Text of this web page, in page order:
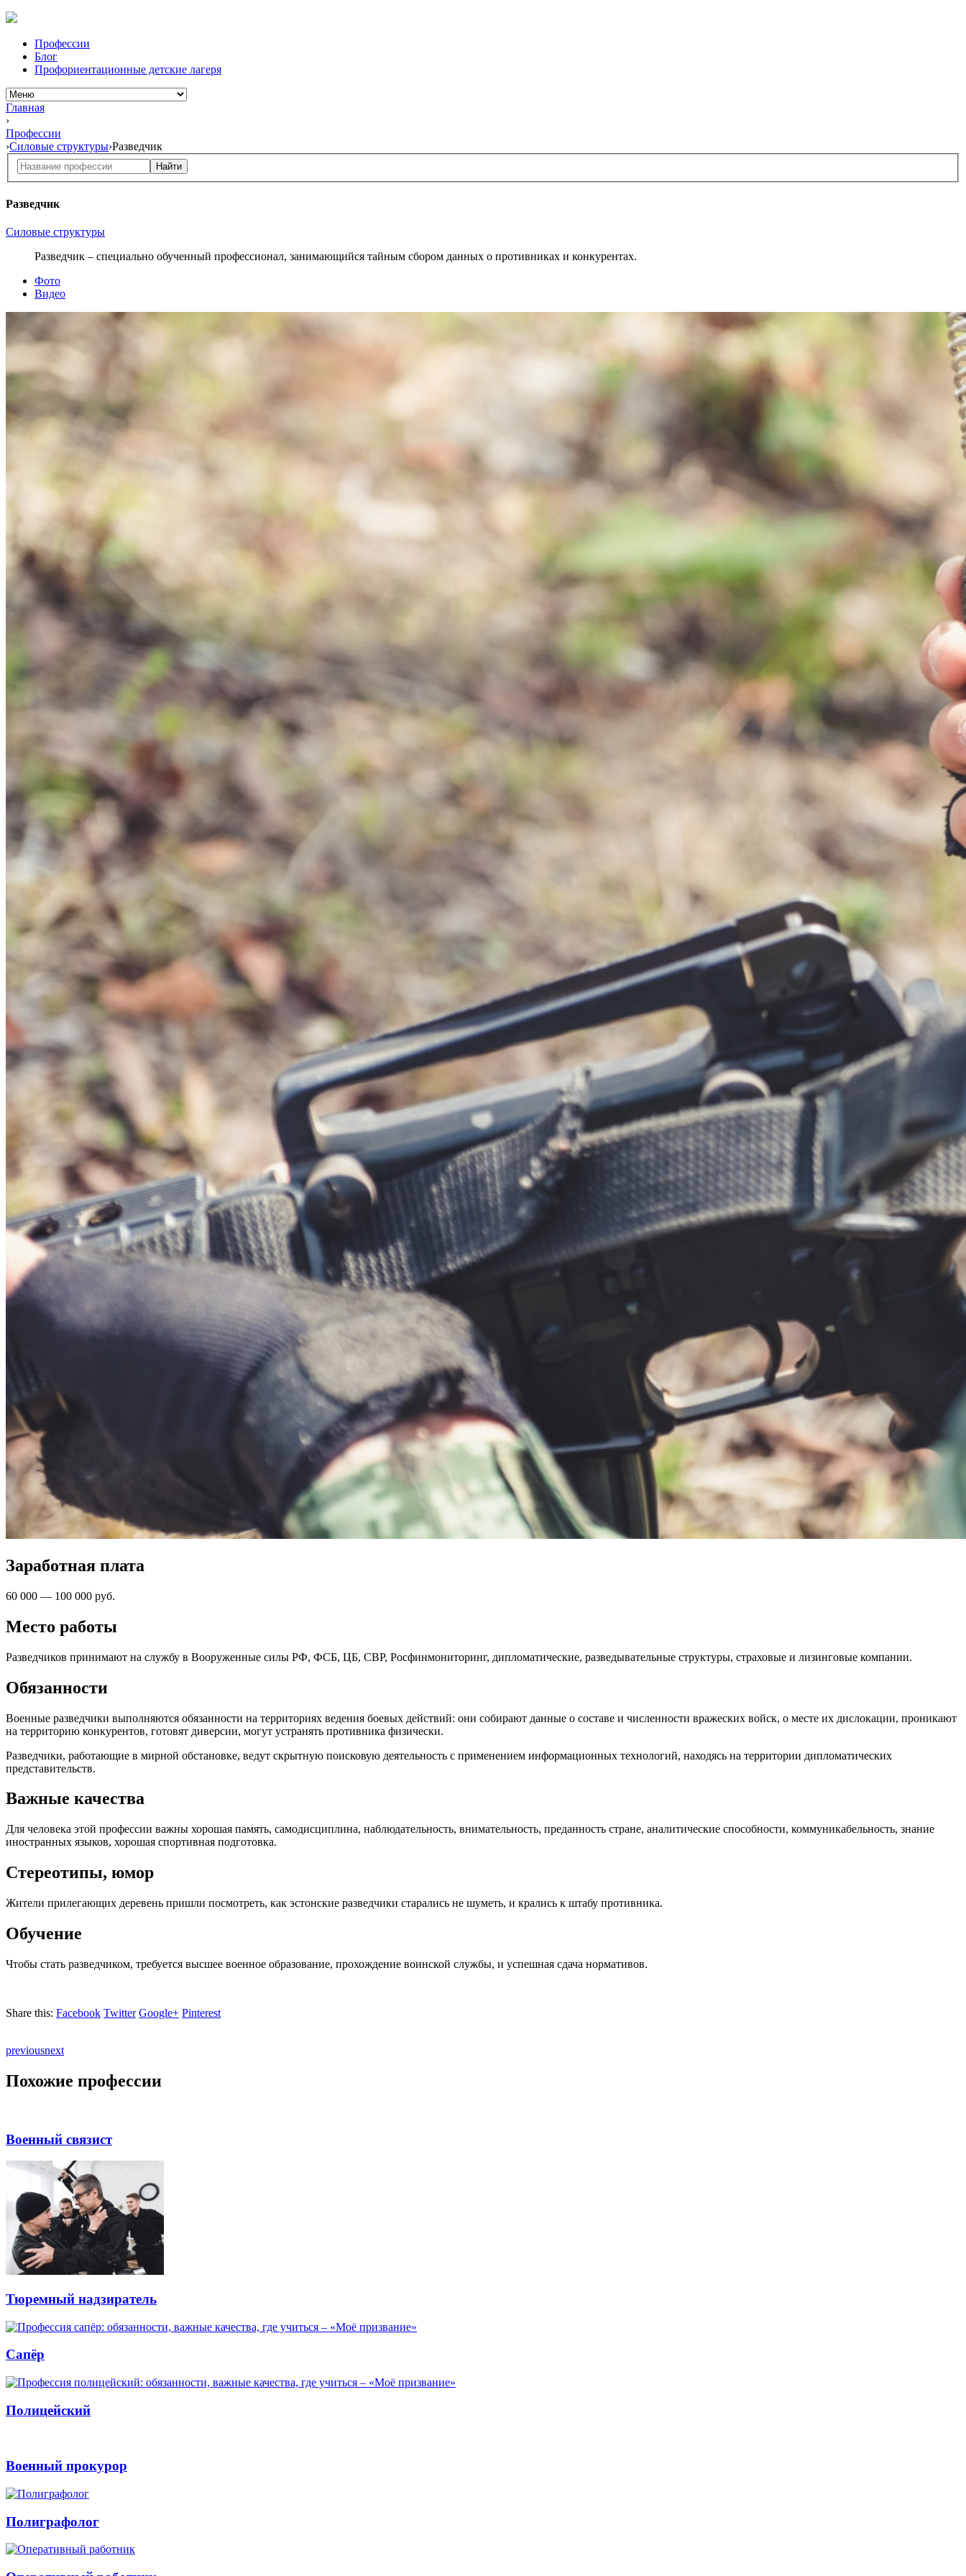
Профессии
Блог
Профориентационные детские лагеря
Главная
›
Профессии
›Силовые структуры›Разведчик
Найти
Разведчик
Силовые структуры
Разведчик – специально обученный профессионал, занимающийся тайным сбором данных о противниках и конкурентах.
Фото
Видео
Заработная плата
60 000 — 100 000 руб.
Место работы
Разведчиков принимают на службу в Вооруженные силы РФ, ФСБ, ЦБ, СВР, Росфинмониторинг, дипломатические, разведывательные структуры, страховые и лизинговые компании.
Обязанности
Военные разведчики выполняются обязанности на территориях ведения боевых действий: они собирают данные о составе и численности вражеских войск, о месте их дислокации, проникают
на территорию конкурентов, готовят диверсии, могут устранять противника физически.
Разведчики, работающие в мирной обстановке, ведут скрытную поисковую деятельность с применением информационных технологий, находясь на территории дипломатических
представительств.
Важные качества
Для человека этой профессии важны хорошая память, самодисциплина, наблюдательность, внимательность, преданность стране, аналитические способности, коммуникабельность, знание
иностранных языков, хорошая спортивная подготовка.
Стереотипы, юмор
Жители прилегающих деревень пришли посмотреть, как эстонские разведчики старались не шуметь, и крались к штабу противника.
Обучение
Чтобы стать разведчиком, требуется высшее военное образование, прохождение воинской службы, и успешная сдача нормативов.
Share this: Facebook Twitter Google+ Pinterest
previousnext
Похожие профессии
Военный связист
Тюремный надзиратель
Сапёр
Полицейский
Военный прокурор
Полиграфолог